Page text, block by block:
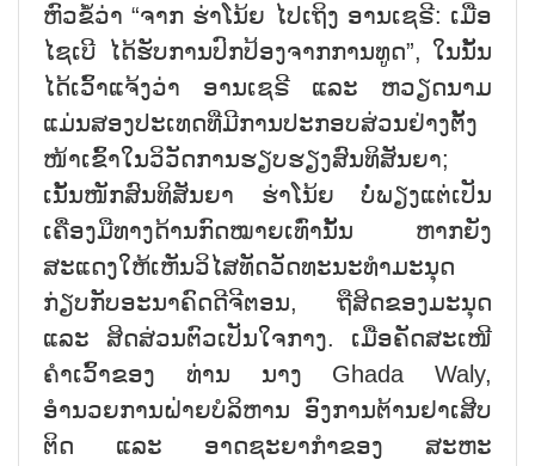
ຫົວຂໍ້ວ່າ “ຈາກ ຮ່າໂນ້ຍ ໄປເຖິງ ອານເຊຣີ: ເມື່ອ
ໄຊເບີ ໄດ້ຮັບການປົກປ້ອງຈາກການທູດ”, ໃນນັ້ນ
ໄດ້ເວົ້າແຈ້ງວ່າ ອານເຊຣີ ແລະ ຫວຽດນາມ
ແມ່ນສອງປະເທດທີ່ມີການປະກອບສ່ວນຢ່າງຕັ້ງ
ໜ້າເຂົ້າໃນວິວັດການຮຽບຮຽງສົນທິສັນຍາ;
ເນັ້ນໜັກສົນທິສັນຍາ ຮ່າໂນ້ຍ ບໍ່ພຽງແຕ່ເປັນ
ເຄື່ອງມືທາງດ້ານກົດໝາຍເທົ່ານັ້ນ ຫາກຍັງ
ສະແດງໃຫ້ເຫັນວິໄສທັດວັດທະນະທໍາມະນຸດ
ກ່ຽບກັບອະນາຄົດດີຈີຕອນ, ຖືສິດຂອງມະນຸດ
ແລະ ສິດສ່ວນຕົວເປັນໃຈກາງ. ເມື່ອຄັດສະເໜີ
ຄຳເວົ້າຂອງ ທ່ານ ນາງ Ghada Waly,
ອຳນວຍການຝ່າຍບໍລິຫານ ອົງການຕ້ານຢາເສີບ
ຕິດ ແລະ ອາດຊະຍາກຳຂອງ ສະຫະ